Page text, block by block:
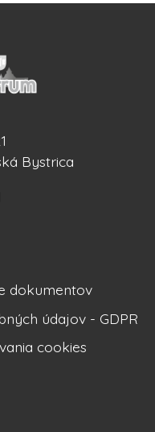
Bystrica
dokumentov
údajov - GDPR
cookies